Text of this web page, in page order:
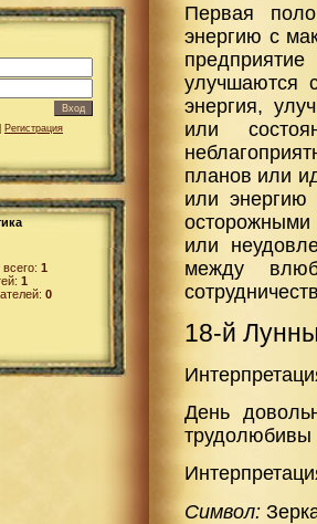
Регистрация
1
1
0
Первая
энергию с
улучшаются
энергия,
или
планов или
или
или
между
18-й
День
трудолюбивы
Символ: